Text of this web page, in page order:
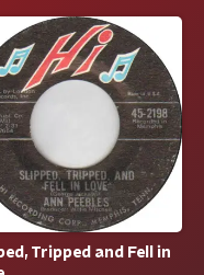
Tripped and Fell in